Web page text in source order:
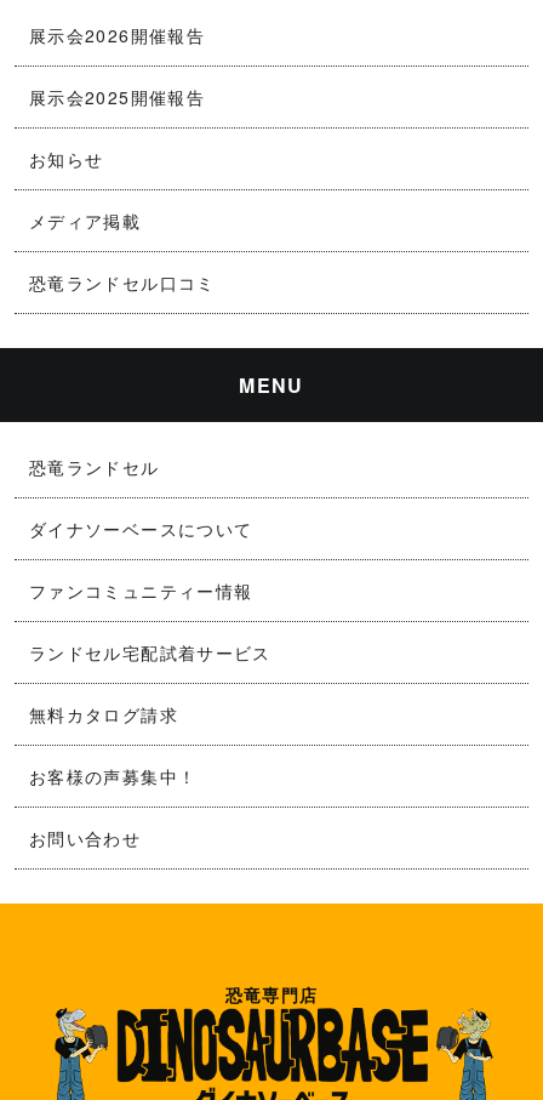
展示会2026開催報告
展示会2025開催報告
お知らせ
メディア掲載
恐竜ランドセル口コミ
MENU
恐竜ランドセル
ダイナソーベースについて
ファンコミュニティー情報
ランドセル宅配試着サービス
無料カタログ請求
お客様の声募集中！
お問い合わせ
恐竜専門店